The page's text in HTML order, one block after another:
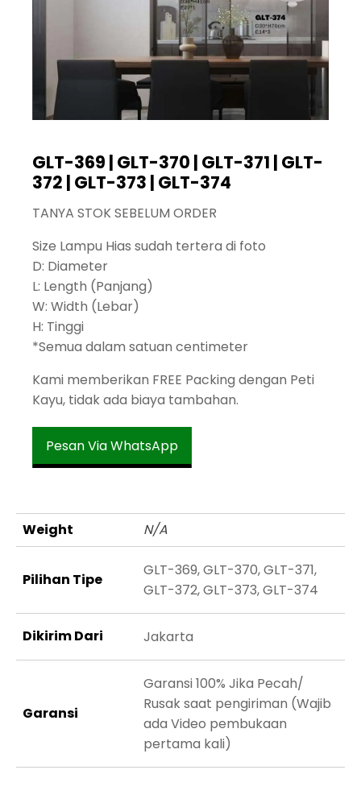
GLT-369 | GLT-370 | GLT-371 | GLT-
372 | GLT-373 | GLT-374
TANYA STOK SEBELUM ORDER
Size Lampu Hias sudah tertera di foto
D: Diameter
L: Length (Panjang)
W: Width (Lebar)
H: Tinggi
*Semua dalam satuan centimeter
Kami memberikan FREE Packing dengan Peti
Kayu, tidak ada biaya tambahan.
Pesan Via WhatsApp
Weight N/A
Pilihan Tipe
GLT-369, GLT-370, GLT-371,
GLT-372, GLT-373, GLT-374
Dikirim Dari Jakarta
Garansi
Garansi 100% Jika Pecah/
Rusak saat pengiriman (Wajib
ada Video pembukaan
pertama kali)